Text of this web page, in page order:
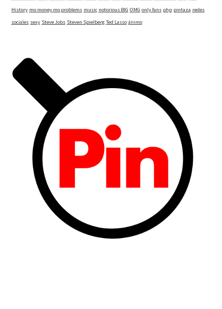
History mo money mo problems music notorious BIG OMG only fans php pintaza redes
sociales sexy Steve Jobs Steven Spielberg Ted Lasso ánimo